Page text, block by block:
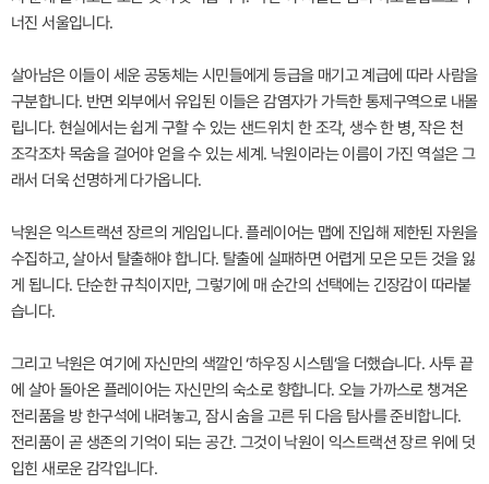
너진 서울입니다.
살아남은 이들이 세운 공동체는 시민들에게 등급을 매기고 계급에 따라 사람을
구분합니다. 반면 외부에서 유입된 이들은 감염자가 가득한 통제구역으로 내몰
립니다. 현실에서는 쉽게 구할 수 있는 샌드위치 한 조각, 생수 한 병, 작은 천
조각조차 목숨을 걸어야 얻을 수 있는 세계. 낙원이라는 이름이 가진 역설은 그
래서 더욱 선명하게 다가옵니다.
낙원은 익스트랙션 장르의 게임입니다. 플레이어는 맵에 진입해 제한된 자원을
수집하고, 살아서 탈출해야 합니다. 탈출에 실패하면 어렵게 모은 모든 것을 잃
게 됩니다. 단순한 규칙이지만, 그렇기에 매 순간의 선택에는 긴장감이 따라붙
습니다.
그리고 낙원은 여기에 자신만의 색깔인 ‘하우징 시스템’을 더했습니다. 사투 끝
에 살아 돌아온 플레이어는 자신만의 숙소로 향합니다. 오늘 가까스로 챙겨온
전리품을 방 한구석에 내려놓고, 잠시 숨을 고른 뒤 다음 탐사를 준비합니다.
전리품이 곧 생존의 기억이 되는 공간. 그것이 낙원이 익스트랙션 장르 위에 덧
입힌 새로운 감각입니다.